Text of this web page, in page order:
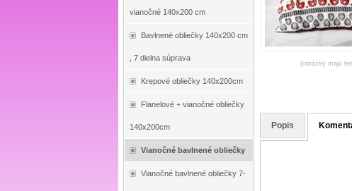
vianočné 140x200 cm
Bavlnené obliečky 140x200 cm
, 7 dielna súprava
Krepové obliečky 140x200cm
Flanelové + vianočné obliečky
140x200cm
Vianočné bavlnené obliečky
Vianočné bavlnené obliečky 7-
(obrázky majú
Popis